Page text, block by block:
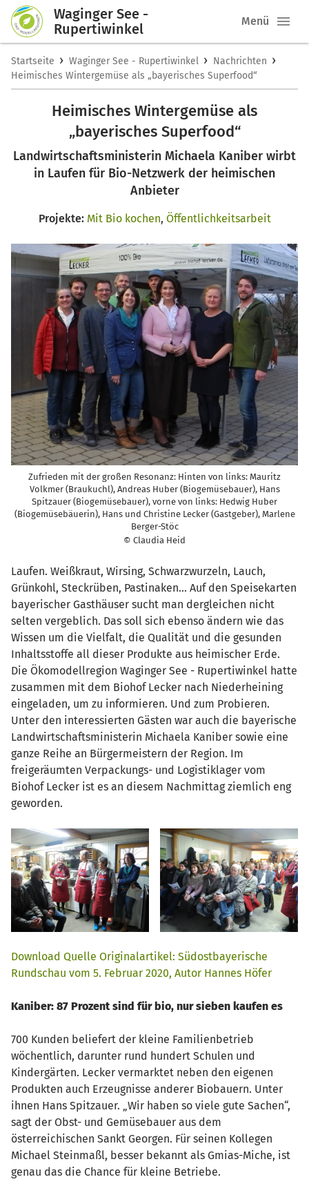
Waginger See -
Rupertiwinkel
Menü
Startseite › Waginger See - Rupertiwinkel › Nachrichten ›
Heimisches Wintergemüse als „bayerisches Superfood“
Heimisches Wintergemüse als
„bayerisches Superfood“
Landwirtschaftsministerin Michaela Kaniber wirbt
in Laufen für Bio-Netzwerk der heimischen
Anbieter
Projekte: Mit Bio kochen, Öffentlichkeitsarbeit
Zufrieden mit der großen Resonanz: Hinten von links: Mauritz
Volkmer (Braukuchl), Andreas Huber (Biogemüsebauer), Hans
Spitzauer (Biogemüsebauer), vorne von links: Hedwig Huber
(Biogemüsebäuerin), Hans und Christine Lecker (Gastgeber), Marlene
Berger-Stöc
© Claudia Heid
Laufen. Weißkraut, Wirsing, Schwarzwurzeln, Lauch,
Grünkohl, Steckrüben, Pastinaken… Auf den Speisekarten
bayerischer Gasthäuser sucht man dergleichen nicht
selten vergeblich. Das soll sich ebenso ändern wie das
Wissen um die Vielfalt, die Qualität und die gesunden
Inhaltsstoffe all dieser Produkte aus heimischer Erde.
Die Ökomodellregion Waginger See - Rupertiwinkel hatte
zusammen mit dem Biohof Lecker nach Niederheining
eingeladen, um zu informieren. Und zum Probieren.
Unter den interessierten Gästen war auch die bayerische
Landwirtschaftsministerin Michaela Kaniber sowie eine
ganze Reihe an Bürgermeistern der Region. Im
freigeräumten Verpackungs- und Logistiklager vom
Biohof Lecker ist es an diesem Nachmittag ziemlich eng
geworden.
Download Quelle Originalartikel: Südostbayerische
Rundschau vom 5. Februar 2020, Autor Hannes Höfer
Kaniber: 87 Prozent sind für bio, nur sieben kaufen es
700 Kunden beliefert der kleine Familienbetrieb
wöchentlich, darunter rund hundert Schulen und
Kindergärten. Lecker vermarktet neben den eigenen
Produkten auch Erzeugnisse anderer Biobauern. Unter
ihnen Hans Spitzauer. „Wir haben so viele gute Sachen“,
sagt der Obst- und Gemüsebauer aus dem
österreichischen Sankt Georgen. Für seinen Kollegen
Michael Steinmaßl, besser bekannt als Gmias-Miche, ist
genau das die Chance für kleine Betriebe.